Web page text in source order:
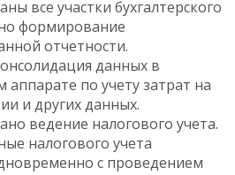
все участки бухгалтерского
формирование
отчетности.
данных в
аппарате по учету затрат на
и других данных.
ведение налогового учета.
налогового учета
с проведением